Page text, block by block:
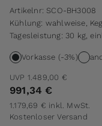
Artikelnr: SCO-BH3008
Kühlung: wahlweise,
Tagesleistung: 30 kg,
Vorkasse (-3%)
UVP 1.489,00 €
991,34 €
1.179,69 € inkl. MwSt.
Kostenloser Versand